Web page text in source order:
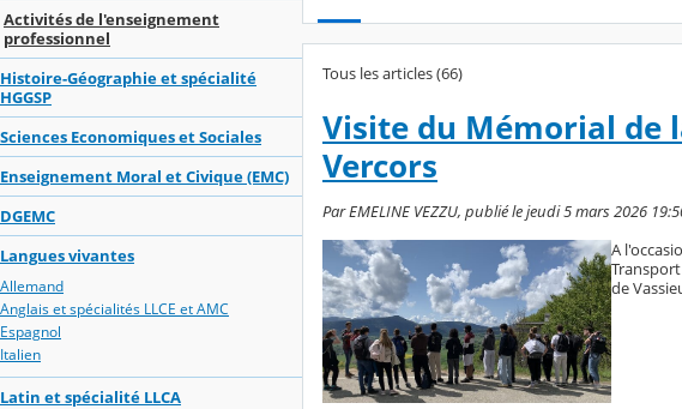
Activités de l'enseignement
professionnel
Histoire-Géographie et spécialité
HGGSP
Sciences Economiques et Sociales
Enseignement Moral et Civique (EMC)
DGEMC
Langues vivantes
Allemand
Anglais et spécialités LLCE et AMC
Espagnol
Italien
Latin et spécialité LLCA
Tous les articles (66)
Visite du Mémorial de
Vercors
Par EMELINE VEZZU, publié le jeudi 5 mars 2026
A
de